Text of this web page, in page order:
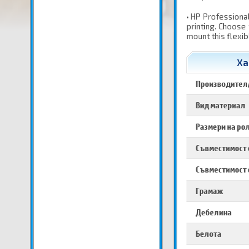
• HP
printing.
mount this
Вид материал
Размери на
Съвместимост
Съвместимост
Грамаж
Дебелина
Белота